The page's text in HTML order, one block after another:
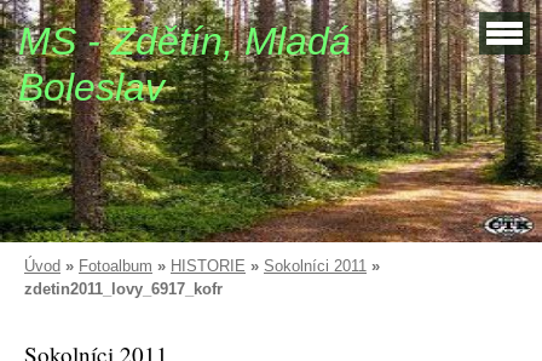
MS - Zdětín, Mladá
Boleslav
Úvod » Fotoalbum » HISTORIE » Sokolníci 2011 »
zdetin2011_lovy_6917_kofr
Sokolníci 2011